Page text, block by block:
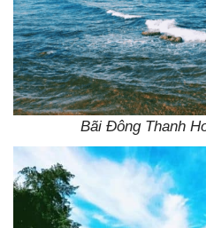
Bãi Đông Thanh